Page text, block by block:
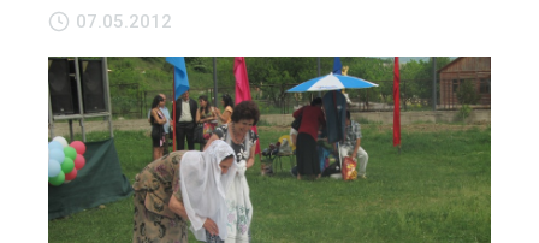
07.05.2012